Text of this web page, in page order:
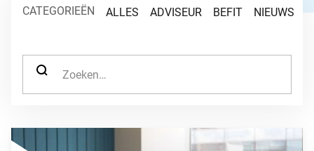
CATEGORIEËN ALLES ADVISEUR BEFIT NIEUWS
ZOEK NAAR:
GA NAAR “JONGE WERKNEMERS GAAN IN 2026 MEER